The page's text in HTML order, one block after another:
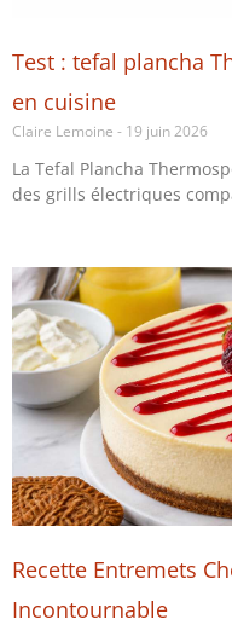
Test : tefal plancha
en cuisine
Claire Lemoine 19 juin 2026
La Tefal Plancha
des grills électriques
Recette Entremets
Incontournable